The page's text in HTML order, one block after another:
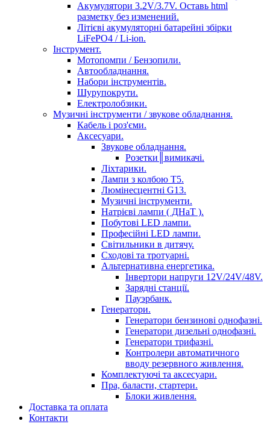
Акумулятори 3.2V/3.7V. Оставь html
разметку без изменений.
Літієві акумуляторні батарейні збірки
LiFePO4 / Li-ion.
Інструмент.
Мотопомпи / Бензопили.
Автообладнання.
Набори інструментів.
Шурупокрути.
Електролобзики.
Музичні інструменти / звукове обладнання.
Кабель і роз'єми.
Аксесуари.
Звукове обладнання.
Розетки║вимикачі.
Ліхтарики.
Лампи з колбою Т5.
Люмінесцентні G13.
Музичні інструменти.
Натрієві лампи ( ДНаТ ).
Побутові LED лампи.
Професійні LED лампи.
Світильники в дитячу.
Сходові та тротуарні.
Альтернативна енергетика.
Інвертори напруги 12V/24V/48V.
Зарядні станції.
Пауэрбанк.
Генератори.
Генератори бензинові однофазні.
Генератори дизельні однофазні.
Генератори трифазні.
Контролери автоматичного
вводу резервного живлення.
Комплектуючі та аксесуари.
Пра, баласти, стартери.
Блоки живлення.
Доставка та оплата
Контакти